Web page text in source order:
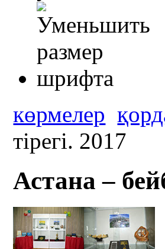
көрмелер
тірегі. 2017
Астана –